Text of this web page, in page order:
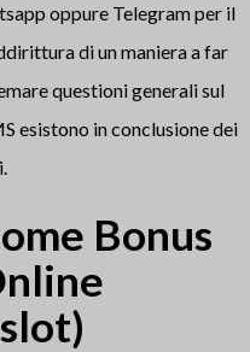
oppure Telegram per il
di un maniera a far
questioni generali sul
esistono in conclusione dei
Bonus